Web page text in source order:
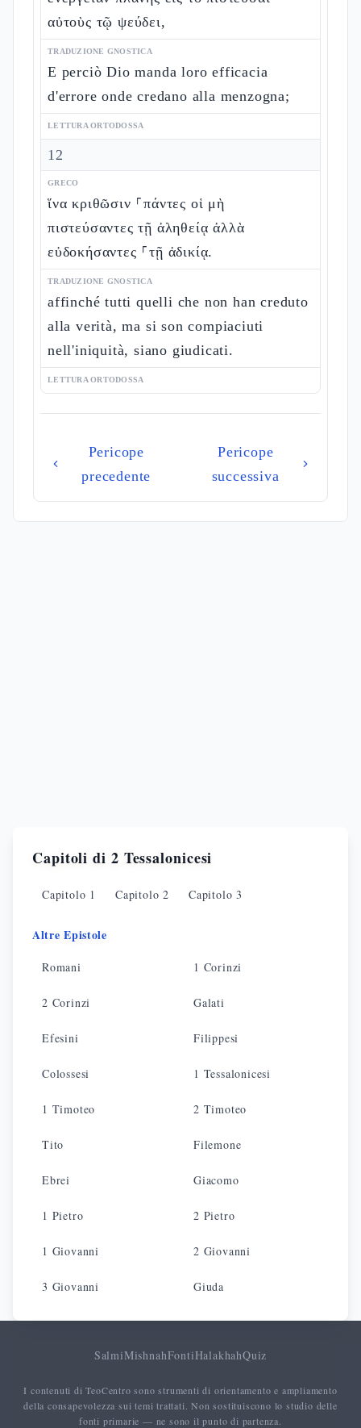
αὐτοὺς τῷ ψεύδει,
TRADUZIONE GNOSTICA
E perciò Dio manda loro efficacia
d'errore onde credano alla menzogna;
LETTURA ORTODOSSA
12
GRECO
ἵνα κριθῶσιν ⸀πάντες οἱ μὴ
πιστεύσαντες τῇ ἀληθείᾳ ἀλλὰ
εὐδοκήσαντες ⸀τῇ ἀδικίᾳ.
TRADUZIONE GNOSTICA
affinché tutti quelli che non han creduto
alla verità, ma si son compiaciuti
nell'iniquità, siano giudicati.
LETTURA ORTODOSSA
Pericope
precedente
Pericope
successiva
Capitoli di 2 Tessalonicesi
Capitolo 1 Capitolo2 Capitolo3
Altre Epistole
Romani 1 Corinzi
2 Corinzi Galati
Efesini Filippesi
Colossesi 1 Tessalonicesi
1 Timoteo 2 Timoteo
Tito Filemone
Ebrei Giacomo
1 Pietro 2 Pietro
1 Giovanni 2 Giovanni
3 Giovanni Giuda
SalmiMishnahFontiHalakhahQuiz
I contenuti di TeoCentro sono strumenti di orientamento e ampliamento
della consapevolezza sui temi trattati. Non sostituiscono lo studio delle
fonti primarie — ne sono il punto di partenza.